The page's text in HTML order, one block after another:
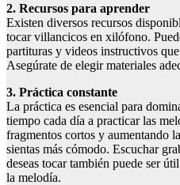
2. Recursos para aprender
Existen diversos recursos
tocar villancicos en xilófono.
partituras y videos instructivos
Asegúrate de elegir materiales
3. Práctica constante
La práctica es esencial para
tiempo cada día a practicar las
fragmentos cortos y aumentando
sientas más cómodo. Escuchar
deseas tocar también puede ser
la melodía.